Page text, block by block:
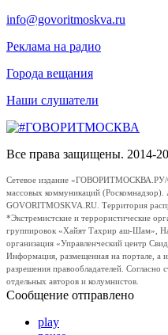
info@govoritmoskva.ru
Реклама на радио
Города вещания
Наши слушатели
Все права защищены. 2014-
Сетевое издание «ГОВОРИТМОСКВА.РУ/
массовых коммуникаций
GOVORITMOSKVA.RU. Территория
*Экстремистские и террористические
группировок «Хайят Тахрир аш-Шам»,
организация «Управленческий центр
Информация, размещенная на портале, а
разрешения правообладателей.
отдельных авторов и колумнистов.
Сообщение отправлено
play